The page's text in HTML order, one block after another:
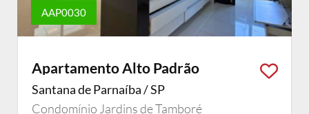
AAP0030
Apartamento Alto Padrão
Santana de Parnaíba / SP
Condomínio Jardins de Tamboré